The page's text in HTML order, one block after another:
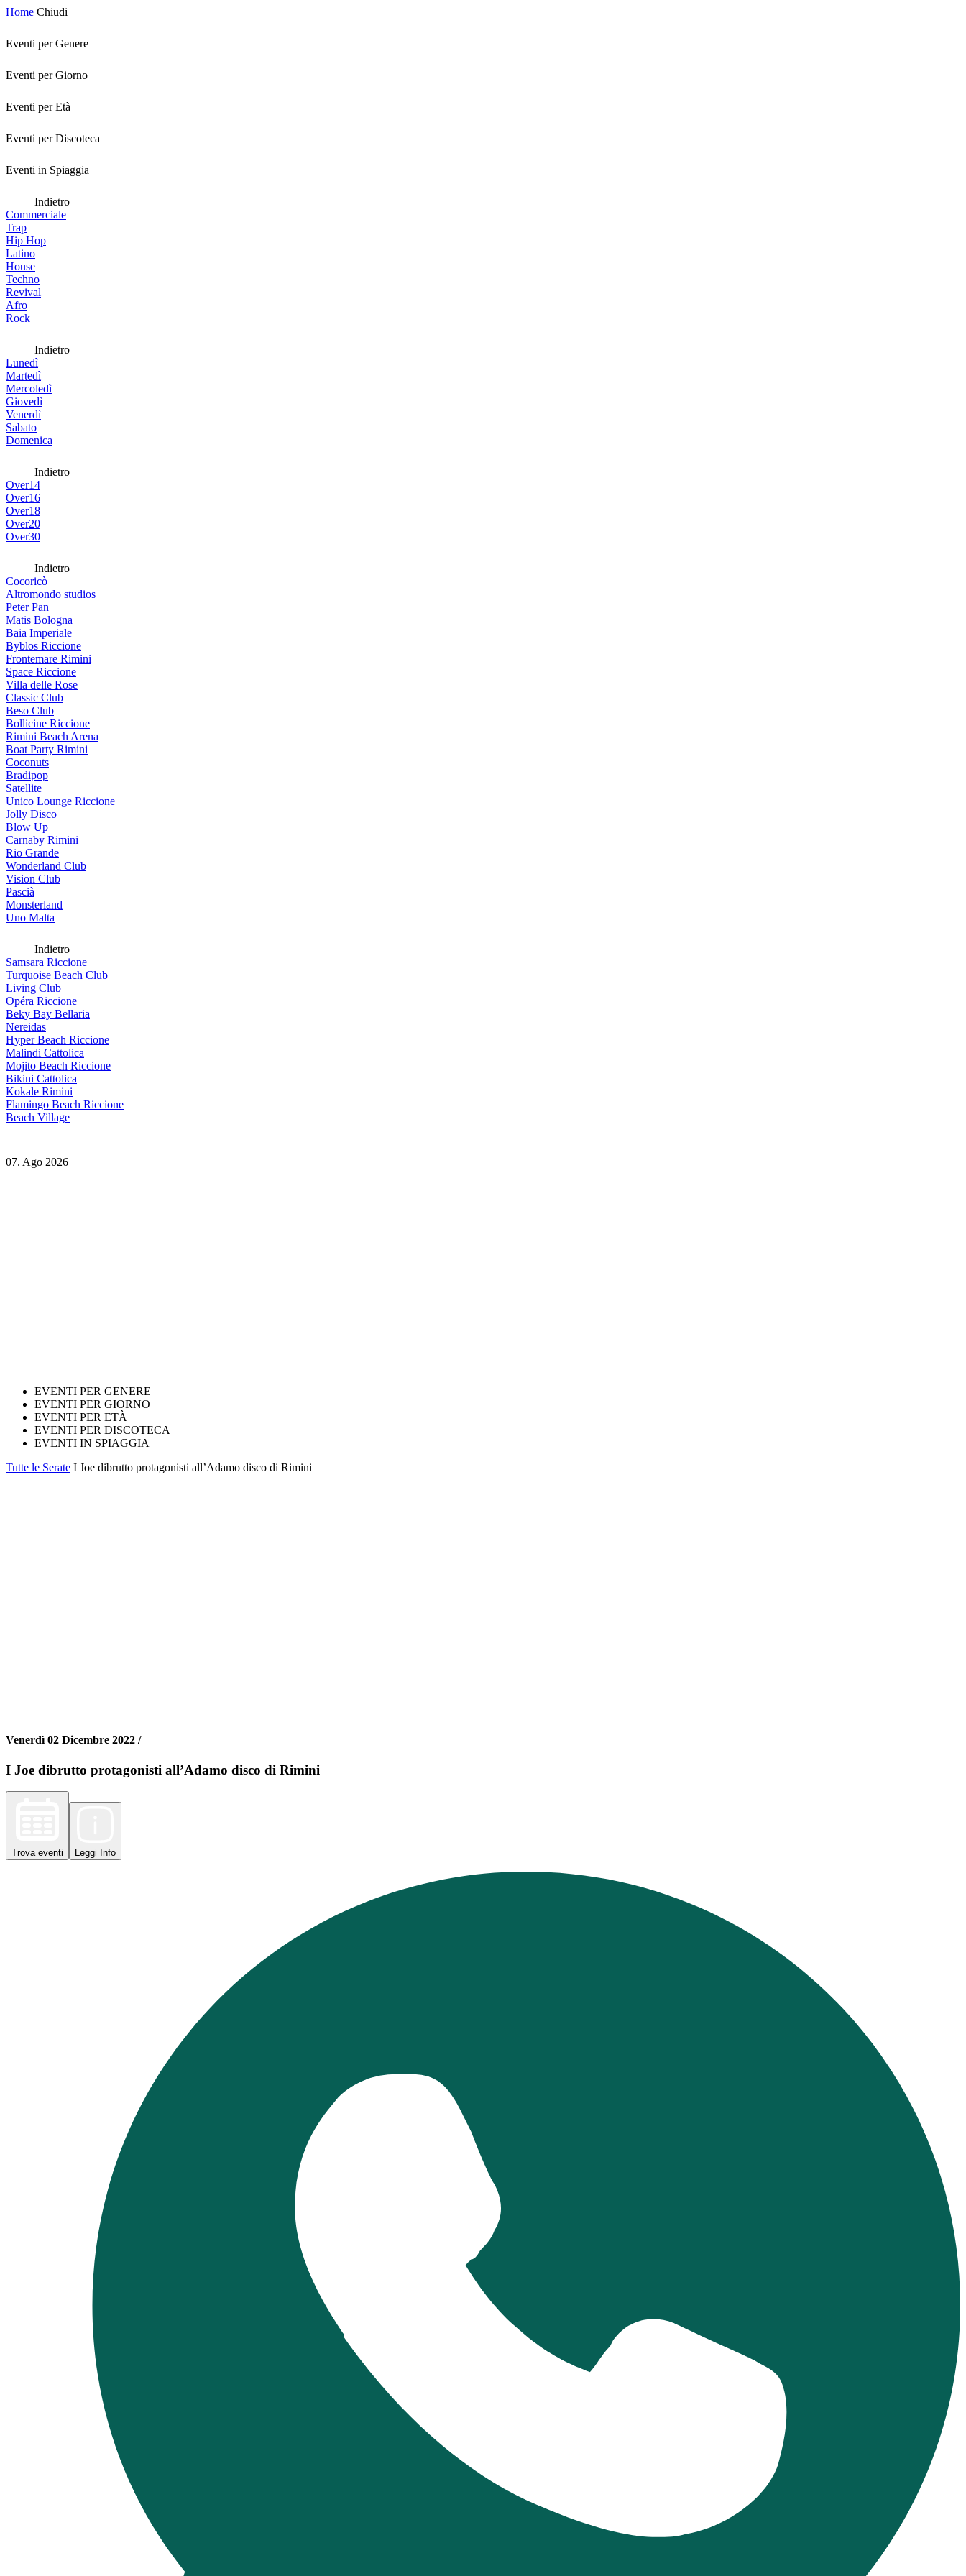
Home Chiudi
Eventi per Genere
Eventi per Giorno
Eventi per Età
Eventi per Discoteca
Eventi in Spiaggia
Indietro
Commerciale
Trap
Hip Hop
Latino
House
Techno
Revival
Afro
Rock
Indietro
Lunedì
Martedì
Mercoledì
Giovedì
Venerdì
Sabato
Domenica
Indietro
Over14
Over16
Over18
Over20
Over30
Indietro
Cocoricò
Altromondo studios
Peter Pan
Matis Bologna
Baia Imperiale
Byblos Riccione
Frontemare Rimini
Space Riccione
Villa delle Rose
Classic Club
Beso Club
Bollicine Riccione
Rimini Beach Arena
Boat Party Rimini
Coconuts
Bradipop
Satellite
Unico Lounge Riccione
Jolly Disco
Blow Up
Carnaby Rimini
Rio Grande
Wonderland Club
Vision Club
Pascià
Monsterland
Uno Malta
Indietro
Samsara Riccione
Turquoise Beach Club
Living Club
Opéra Riccione
Beky Bay Bellaria
Nereidas
Hyper Beach Riccione
Malindi Cattolica
Mojito Beach Riccione
Bikini Cattolica
Kokale Rimini
Flamingo Beach Riccione
Beach Village
07. Ago 2026
EVENTI PER GENERE
EVENTI PER GIORNO
EVENTI PER ETÀ
EVENTI PER DISCOTECA
EVENTI IN SPIAGGIA
Tutte le Serate I Joe dibrutto protagonisti all’Adamo disco di Rimini
Venerdì 02 Dicembre 2022 /
I Joe dibrutto protagonisti all’Adamo disco di Rimini
Trova eventi Leggi Info